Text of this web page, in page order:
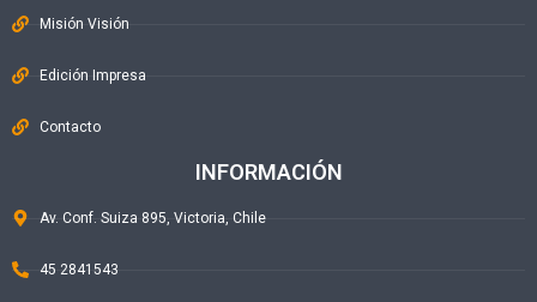
Misión Visión
Edición Impresa
Contacto
INFORMACIÓN
Av. Conf. Suiza 895, Victoria, Chile
45 2841543